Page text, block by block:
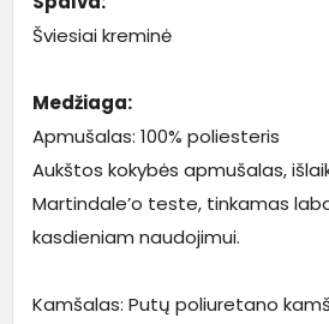
Šviesiai kreminė
Medžiaga:
Apmušalas: 100% poliesteris
Aukštos kokybės apmušalas,
Martindale’o teste, tinkamas
kasdieniam naudojimui.
Kamšalas: Putų poliuretano